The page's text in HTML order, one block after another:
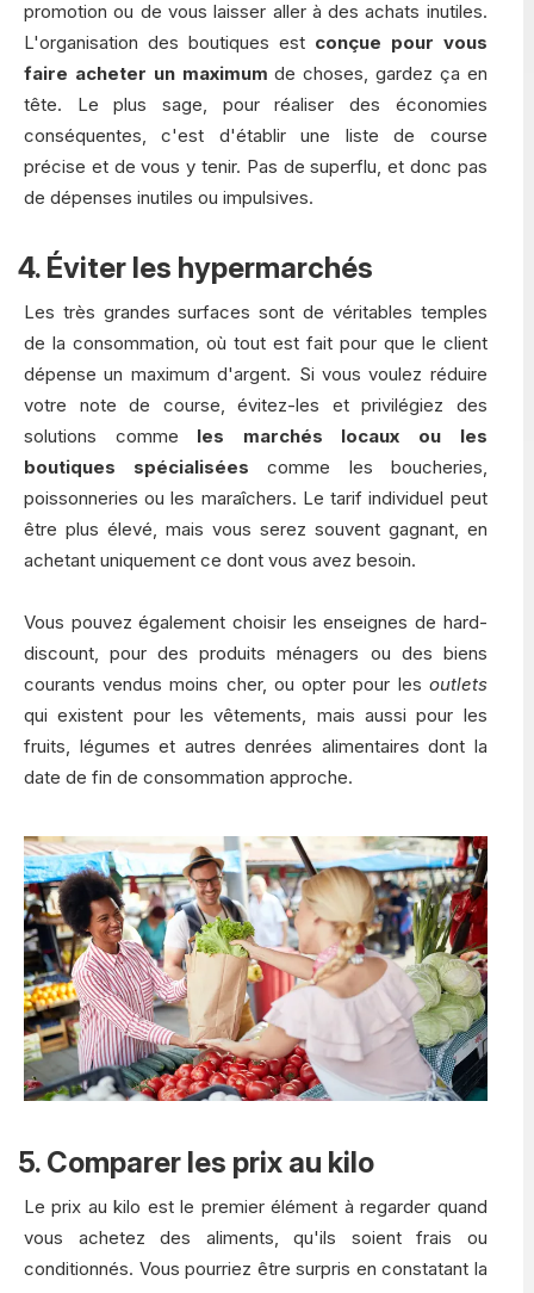
promotion ou de vous laisser aller à des achats inutiles.
L'organisation des boutiques est conçue pour vous
faire acheter un maximum de choses, gardez ça en
tête. Le plus sage, pour réaliser des économies
conséquentes, c'est d'établir une liste de course
précise et de vous y tenir. Pas de superflu, et donc pas
de dépenses inutiles ou impulsives.
4. Éviter les hypermarchés
Les très grandes surfaces sont de véritables temples
de la consommation, où tout est fait pour que le client
dépense un maximum d'argent. Si vous voulez réduire
votre note de course, évitez-les et privilégiez des
solutions comme les marchés locaux ou les
boutiques spécialisées comme les boucheries,
poissonneries ou les maraîchers. Le tarif individuel peut
être plus élevé, mais vous serez souvent gagnant, en
achetant uniquement ce dont vous avez besoin.
Vous pouvez également choisir les enseignes de hard-
discount, pour des produits ménagers ou des biens
courants vendus moins cher, ou opter pour les outlets
qui existent pour les vêtements, mais aussi pour les
fruits, légumes et autres denrées alimentaires dont la
date de fin de consommation approche.
5. Comparer les prix au kilo
Le prix au kilo est le premier élément à regarder quand
vous achetez des aliments, qu'ils soient frais ou
conditionnés. Vous pourriez être surpris en constatant la